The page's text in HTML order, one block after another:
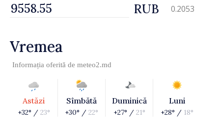
RUB 0.2053
Vremea
Informația oferită de meteo2.md
Astăzi
+32° / 23°
Sîmbătă
+30° / 22°
Duminică
+27° / 21°
Luni
+28° / 18°